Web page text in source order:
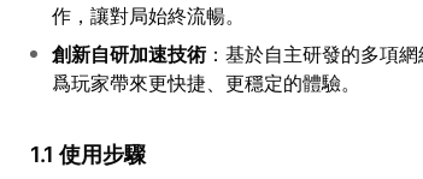
作，讓對局始終流暢。
創新自研加速技術：基於自主研發的多項
爲玩家帶來更快捷、更穩定的體驗。
1.1 使用步驟